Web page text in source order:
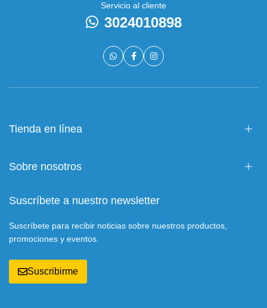
Servicio al cliente
3024010898
Tienda en línea
Sobre nosotros
Suscríbete a nuestro newsletter
Suscríbete para recibir noticias sobre nuestros productos,
promociones y eventos.
Suscribirme